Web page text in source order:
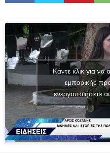
Κάντε κλικ για να
εμπορικής
ενεργοποιήσετε